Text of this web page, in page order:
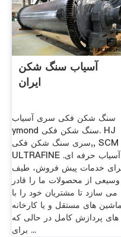
آسیاب سنگ شکن
ایران
سنگ شکن فکی سری آسیاب
ymond سنگ شکن فکی. HJ
سری سنگ شکن فکی,, SCM
ULTRAFINE آسیاب حرفه ای.
خدمات پیش فروش، طیف
وسیعی از محصولات ما را قادر
می سازد تا مشتریان خود را با
ماشین های مستقل و یا کارخانه
های پردازش کامل در حالی که
برای ...